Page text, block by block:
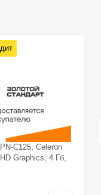
C125; Celeron
Graphics, 4 Гб,